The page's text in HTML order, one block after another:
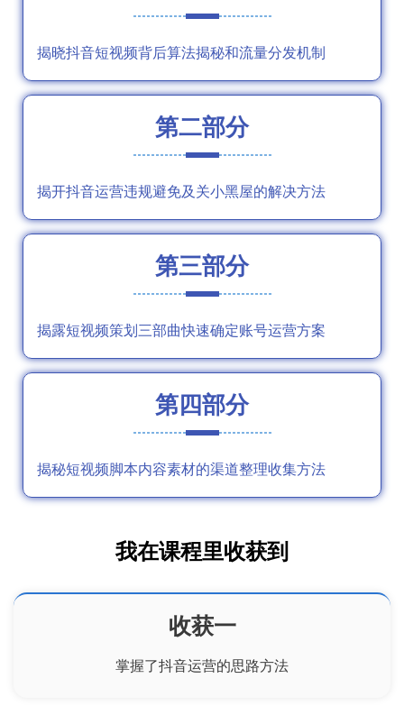
揭晓抖音短视频背后算法揭秘和流量分发机制
第二部分
揭开抖音运营违规避免及关小黑屋的解决方法
第三部分
揭露短视频策划三部曲快速确定账号运营方案
第四部分
揭秘短视频脚本内容素材的渠道整理收集方法
我在课程里收获到
收获一
掌握了抖音运营的思路方法